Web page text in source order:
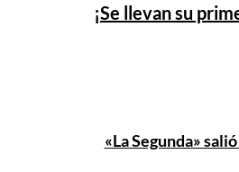
¡Se llevan su
«La Segunda»